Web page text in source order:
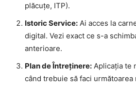
plăcuțe, ITP).
Istoric Service: Ai acces la
digital. Vezi exact ce s-a
anterioare.
Plan de Întreținere: Aplicația te
când trebuie să faci următoarea